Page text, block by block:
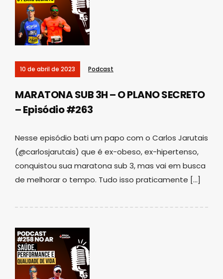
10 de abril de 2023 Podcast
MARATONA SUB 3H – O PLANO SECRETO
– Episódio #263
Nesse episódio bati um papo com o Carlos Jarutais
(@carlosjarutais) que é ex-obeso, ex-hipertenso,
conquistou sua maratona sub 3, mas vai em busca
de melhorar o tempo. Tudo isso praticamente […]